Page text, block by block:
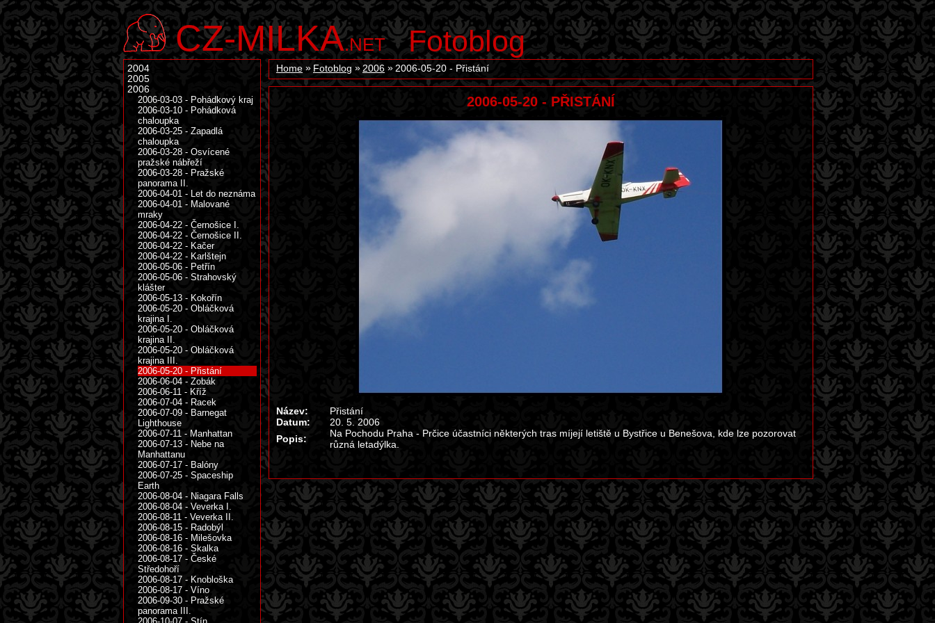
CZ-MILKA.NET Fotoblog
Home Fotoblog 2006 2006-05-20 - Přistání
2006-05-20 - PŘISTÁNÍ
Název:
Přistání
Datum:
20. 5. 2006
Popis:
Na Pochodu Praha - Prčice účastníci některých tras míjejí letiště u Bystřice u Benešova, kde lze pozorovat
různá letadýlka.
2004
2005
2006
2006-03-03 - Pohádkový kraj
2006-03-10 - Pohádková
chaloupka
2006-03-25 - Zapadlá
chaloupka
2006-03-28 - Osvícené
pražské nábřeží
2006-03-28 - Pražské
panorama II.
2006-04-01 - Let do neznáma
2006-04-01 - Malované
mraky
2006-04-22 - Černošice I.
2006-04-22 - Černošice II.
2006-04-22 - Kačer
2006-04-22 - Karlštejn
2006-05-06 - Petřín
2006-05-06 - Strahovský
klášter
2006-05-13 - Kokořín
2006-05-20 - Obláčková
krajina I.
2006-05-20 - Obláčková
krajina II.
2006-05-20 - Obláčková
krajina III.
2006-05-20 - Přistání
2006-06-04 - Zobák
2006-06-11 - Kříž
2006-07-04 - Racek
2006-07-09 - Barnegat
Lighthouse
2006-07-11 - Manhattan
2006-07-13 - Nebe na
Manhattanu
2006-07-17 - Balóny
2006-07-25 - Spaceship
Earth
2006-08-04 - Niagara Falls
2006-08-04 - Veverka I.
2006-08-11 - Veverka II.
2006-08-15 - Radobýl
2006-08-16 - Milešovka
2006-08-16 - Skalka
2006-08-17 - České
Středohoří
2006-08-17 - Knobloška
2006-08-17 - Víno
2006-09-30 - Pražské
panorama III.